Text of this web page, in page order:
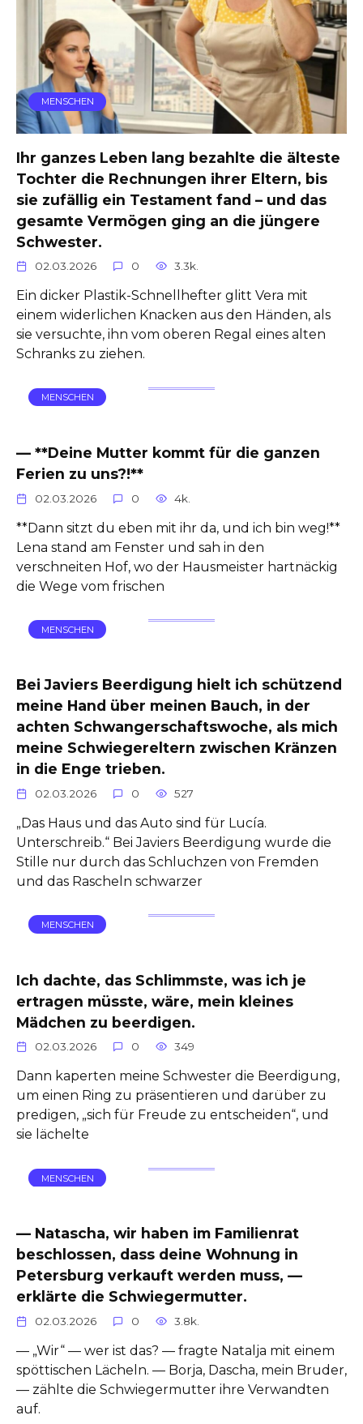
MENSCHEN
Ihr ganzes Leben lang bezahlte die älteste
Tochter die Rechnungen ihrer Eltern, bis
sie zufällig ein Testament fand – und das
gesamte Vermögen ging an die jüngere
Schwester.
02.03.2026 0 3.3k.
Ein dicker Plastik-Schnellhefter glitt Vera mit
einem widerlichen Knacken aus den Händen, als
sie versuchte, ihn vom oberen Regal eines alten
Schranks zu ziehen.
MENSCHEN
— **Deine Mutter kommt für die ganzen
Ferien zu uns?!**
02.03.2026 0 4k.
**Dann sitzt du eben mit ihr da, und ich bin weg!**
Lena stand am Fenster und sah in den
verschneiten Hof, wo der Hausmeister hartnäckig
die Wege vom frischen
MENSCHEN
Bei Javiers Beerdigung hielt ich schützend
meine Hand über meinen Bauch, in der
achten Schwangerschaftswoche, als mich
meine Schwiegereltern zwischen Kränzen
in die Enge trieben.
02.03.2026 0 527
„Das Haus und das Auto sind für Lucía.
Unterschreib.“ Bei Javiers Beerdigung wurde die
Stille nur durch das Schluchzen von Fremden
und das Rascheln schwarzer
MENSCHEN
Ich dachte, das Schlimmste, was ich je
ertragen müsste, wäre, mein kleines
Mädchen zu beerdigen.
02.03.2026 0 349
Dann kaperten meine Schwester die Beerdigung,
um einen Ring zu präsentieren und darüber zu
predigen, „sich für Freude zu entscheiden“, und
sie lächelte
MENSCHEN
— Natascha, wir haben im Familienrat
beschlossen, dass deine Wohnung in
Petersburg verkauft werden muss, —
erklärte die Schwiegermutter.
02.03.2026 0 3.8k.
— „Wir“ — wer ist das? — fragte Natalja mit einem
spöttischen Lächeln. — Borja, Dascha, mein Bruder,
— zählte die Schwiegermutter ihre Verwandten
auf.